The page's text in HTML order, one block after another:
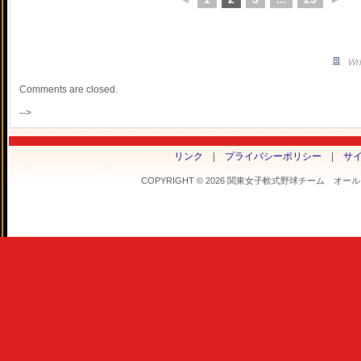
Comments are closed.
-->
リンク|プライバシーポリシー|サ
COPYRIGHT © 2026 関東女子軟式野球チーム オー